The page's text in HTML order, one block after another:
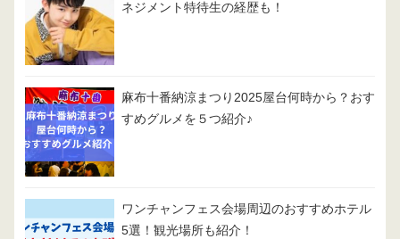
ネジメント特待生の経歴も！
麻布十番納涼まつり2025屋台何時から？おす
すめグルメを５つ紹介♪
ワンチャンフェス会場周辺のおすすめホテル
5選！観光場所も紹介！